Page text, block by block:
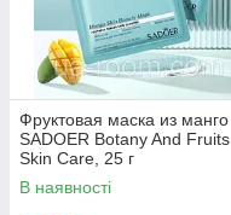
Фруктовая маска из манго
SADOER Botany And Fruits
Skin Care, 25 г
В наявності